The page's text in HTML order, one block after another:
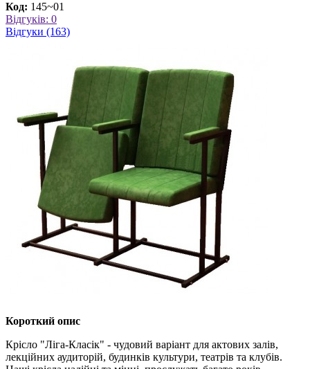
Код: 145~01
Відгуків: 0
Відгуки (163)
Короткий опис
Крісло "Ліга-Класік" - чудовий варіант для актових залів,
лекційних аудиторій, будинків культури, театрів та клубів.